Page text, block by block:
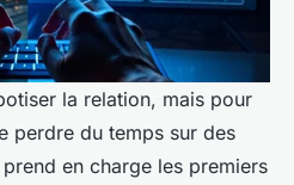
la relation, mais pour
perdre du temps sur des
en charge les premiers